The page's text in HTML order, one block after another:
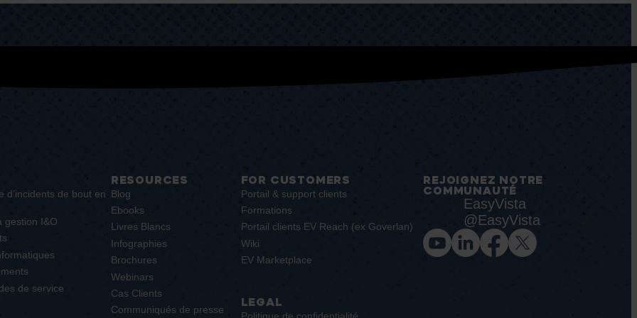
d’incidents de bout en
gestion I&O
de service
RESOURCES
Blog
Ebooks
Livres Blancs
Infographies
Brochures
Webinars
Cas Clients
Communiqués de presse
FOR CUSTOMERS
Portail & support clients
Formations
Portail clients EV Reach (ex Goverlan)
Wiki
EV Marketplace
LEGAL
Politique de confidentialité
REJOIGNEZ NOTRE
COMMUNAUTÉ
EasyVista
@EasyVista